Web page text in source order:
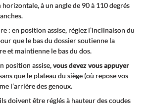
à un angle de 90 à 110 degrés
: en position assise, réglez l’inclinaison du
que le bas du dossier soutienne la
et maintienne le bas du dos.
position assise,vous devez vous appuyer
que le plateau du siège (où repose vos
l’arrière des genoux.
doivent être réglés à hauteur des coudes